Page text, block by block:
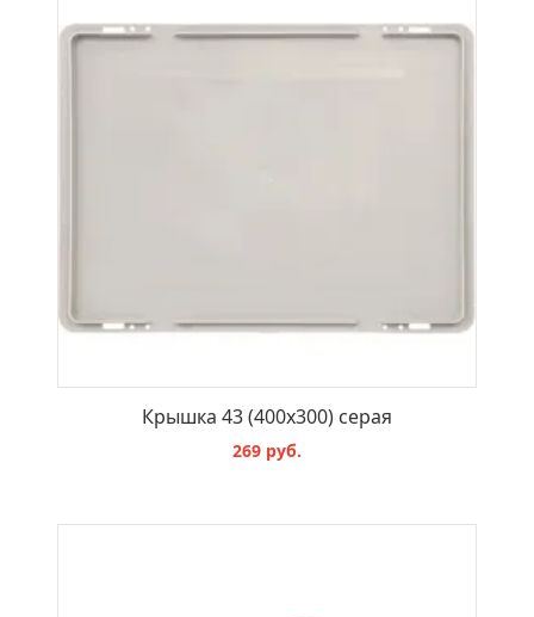
Крышка 43 (400х300) серая
269 руб.
В КОРЗИНУ